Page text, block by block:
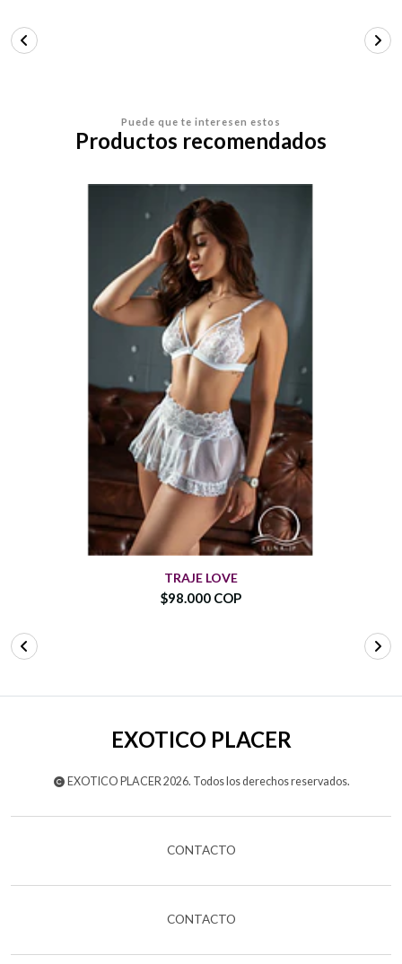
Puede que te interesen estos
Productos recomendados
TRAJE LOVE
$98.000 COP
EXOTICO PLACER
EXOTICO PLACER 2026. Todos los derechos reservados.
CONTACTO
CONTACTO